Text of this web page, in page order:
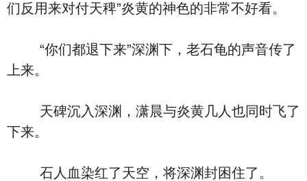
们反用来对付天稗”炎黄的神色的非常不好看。
“你们都退下来”深渊下，老石龟的声音传了
上来。
天碑沉入深渊，潇晨与炎黄几人也同时飞了
下来。
石人血染红了天空，将深渊封困住了。